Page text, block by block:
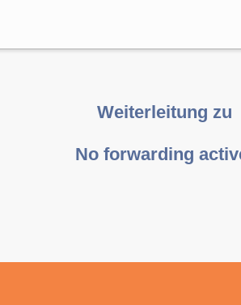
Weiterleitung zu
No forwarding